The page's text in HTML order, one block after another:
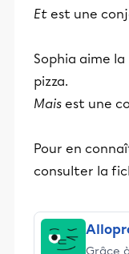
Et est une
Sophia aime la
pizza.
Mais est une
Pour en
consulter la
Grâce